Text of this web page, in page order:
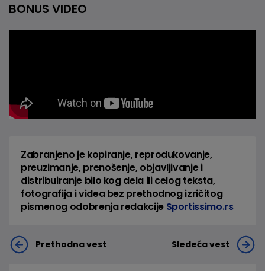
BONUS VIDEO
Zabranjeno je kopiranje, reprodukovanje,
preuzimanje, prenošenje, objavljivanje i
distribuiranje bilo kog dela ili celog teksta,
fotografija i videa bez prethodnog izričitog
pismenog odobrenja redakcije Sportissimo.rs
Prethodna vest Sledeća vest